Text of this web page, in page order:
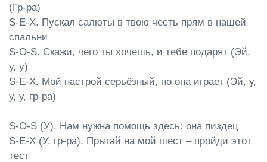
(Гр-ра)
S-E-X. Пускал салюты в твою честь прям в нашей
спальни
S-O-S. Скажи, чего ты хочешь, и тебе подарят (Эй,
у, у)
S-E-X. Мой настрой серьёзный, но она играет (Эй, у,
у, у, гр-ра)
S-O-S (У). Нам нужна помощь здесь: она пиздец
S-E-X (У, гр-ра). Прыгай на мой шест – пройди этот
тест